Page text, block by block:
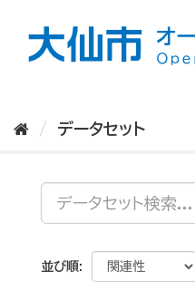
データセット
並び順